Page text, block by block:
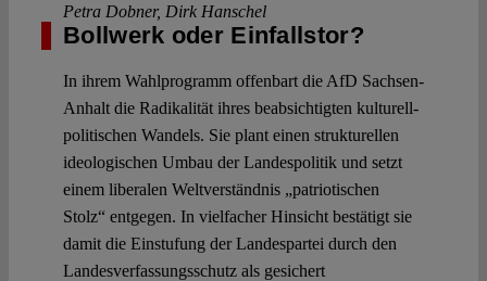
Petra Dobner, Dirk Hanschel
Bollwerk oder Einfallstor?
In ihrem Wahlprogramm offenbart die AfD Sachsen-
Anhalt die Radikalität ihres beabsichtigten kulturell-
politischen Wandels. Sie plant einen strukturellen
ideologischen Umbau der Landespolitik und setzt
einem liberalen Weltverständnis „patriotischen
Stolz“ entgegen. In vielfacher Hinsicht bestätigt sie
damit die Einstufung der Landespartei durch den
Landesverfassungsschutz als gesichert